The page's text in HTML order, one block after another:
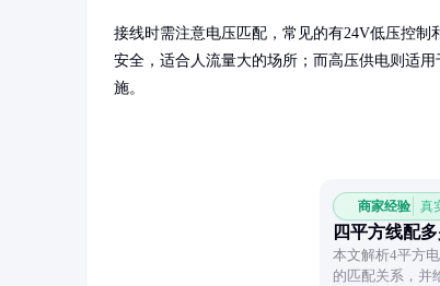
接线时需注意电压匹配，常见的有24V低压控制
安全，适合人流量大的场所；而高压供电则适
施。
商家经验 真
四平方线配
本文解析4平方
的匹配关系，并